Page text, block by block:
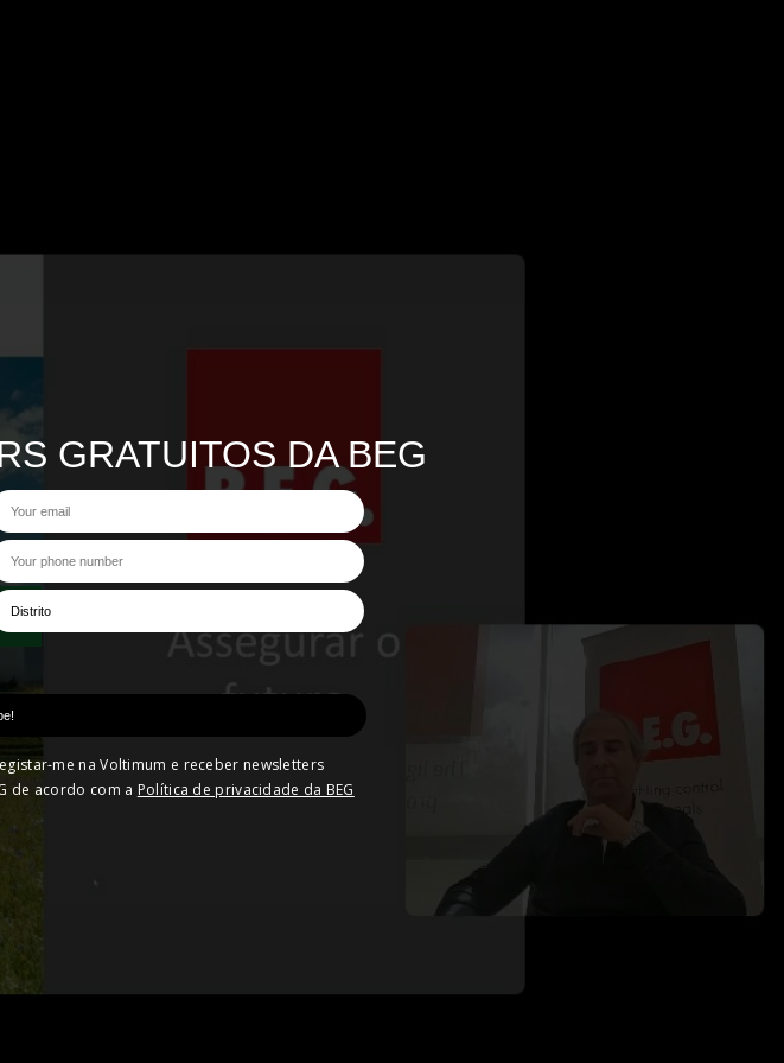
GRATUITOS DA BEG
me na Voltimum e receber newsletters
de acordo com a Política de privacidade da BEG